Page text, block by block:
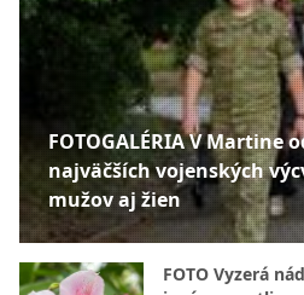
FOTOGALÉRIA V Martine
najväčších vojenských
mužov aj žien
FOTO Vyzerá